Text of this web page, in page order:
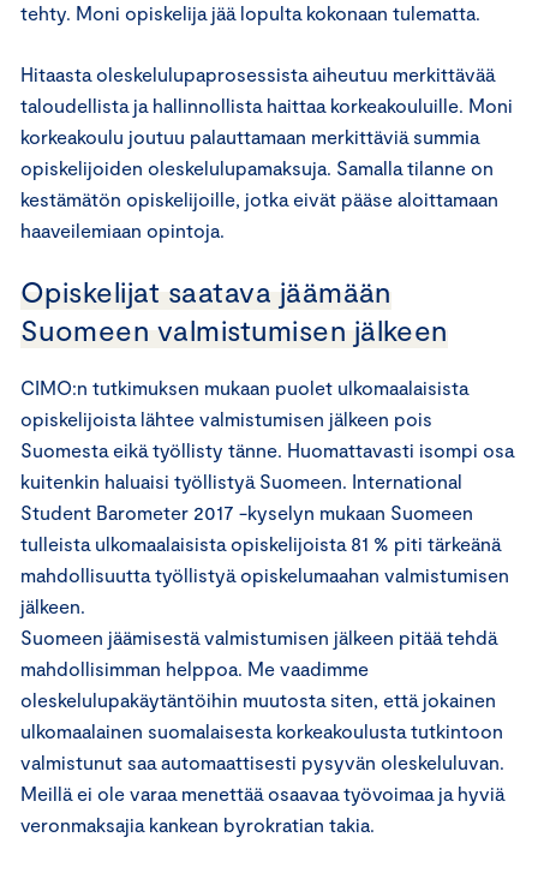
tehty. Moni opiskelija jää lopulta kokonaan tulematta.
Hitaasta oleskelulupaprosessista aiheutuu merkittävää
taloudellista ja hallinnollista haittaa korkeakouluille. Moni
korkeakoulu joutuu palauttamaan merkittäviä summia
opiskelijoiden oleskelulupamaksuja. Samalla tilanne on
kestämätön opiskelijoille, jotka eivät pääse aloittamaan
haaveilemiaan opintoja.
Opiskelijat saatava jäämään
Suomeen valmistumisen jälkeen
CIMO:n tutkimuksen mukaan puolet ulkomaalaisista
opiskelijoista lähtee valmistumisen jälkeen pois
Suomesta eikä työllisty tänne. Huomattavasti isompi osa
kuitenkin haluaisi työllistyä Suomeen. International
Student Barometer 2017 -kyselyn mukaan Suomeen
tulleista ulkomaalaisista opiskelijoista 81 % piti tärkeänä
mahdollisuutta työllistyä opiskelumaahan valmistumisen
jälkeen.
Suomeen jäämisestä valmistumisen jälkeen pitää tehdä
mahdollisimman helppoa. Me vaadimme
oleskelulupakäytäntöihin muutosta siten, että jokainen
ulkomaalainen suomalaisesta korkeakoulusta tutkintoon
valmistunut saa automaattisesti pysyvän oleskeluluvan.
Meillä ei ole varaa menettää osaavaa työvoimaa ja hyviä
veronmaksajia kankean byrokratian takia.